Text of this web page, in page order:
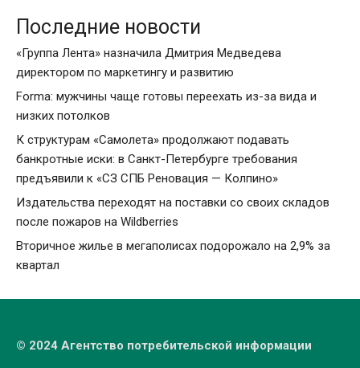
Последние новости
«Группа Лента» назначила Дмитрия Медведева
директором по маркетингу и развитию
Forma: мужчины чаще готовы переехать из-за вида и
низких потолков
К структурам «Самолета» продолжают подавать
банкротные иски: в Санкт-Петербурге требования
предъявили к «СЗ СПБ Реновация — Колпино»
Издательства переходят на поставки со своих складов
после пожаров на Wildberries
Вторичное жилье в мегаполисах подорожало на 2,9% за
квартал
© 2024 Агентство потребительской информации